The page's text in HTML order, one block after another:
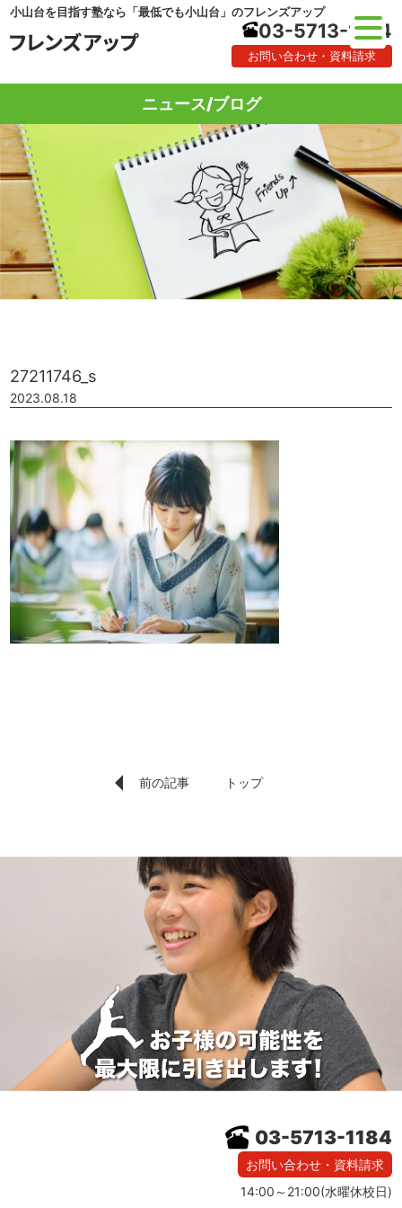
小山台を目指す塾なら「最低でも小山台」のフレンズアップ
03-5713-1184
お問い合わせ・資料請求
ニュース/ブログ
27211746_s
2023.08.18
前の記事 トップ
03-5713-1184
お問い合わせ・資料請求
14:00～21:00(水曜休校日)